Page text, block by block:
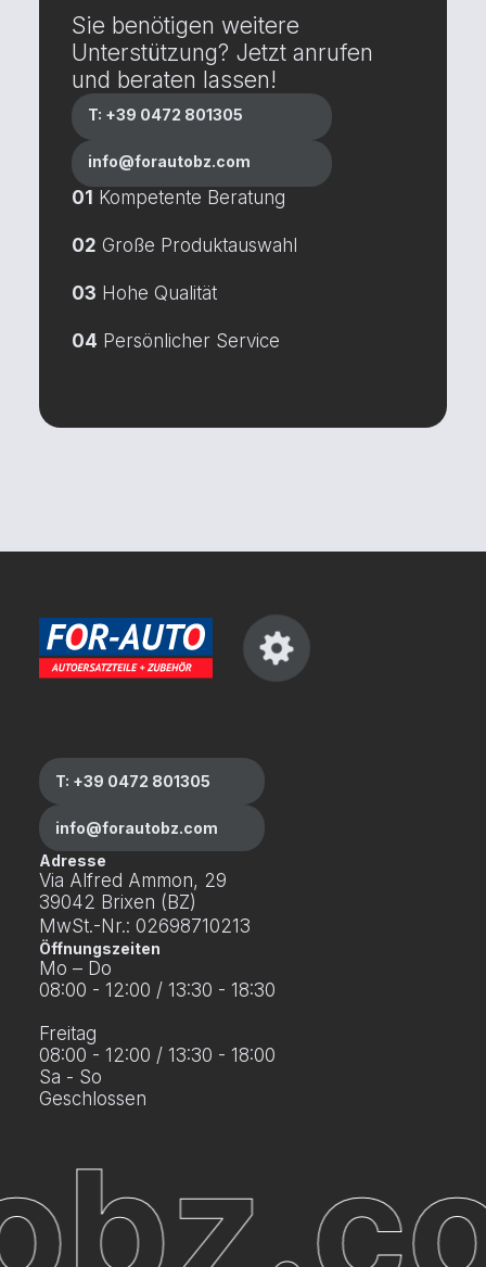
Sie benötigen weitere
Unterstützung? Jetzt anrufen
und beraten lassen!
T: +39 0472 801305
info@forautobz.com
01 Kompetente Beratung
02 Große Produktauswahl
03 Hohe Qualität
04 Persönlicher Service
T: +39 0472 801305
info@forautobz.com
Adresse
Via Alfred Ammon, 29
39042 Brixen (BZ)
MwSt.-Nr.: 02698710213
Öffnungszeiten
Mo – Do
08:00 - 12:00 / 13:30 - 18:30
Freitag
08:00 - 12:00 / 13:30 - 18:00
Sa - So
Geschlossen